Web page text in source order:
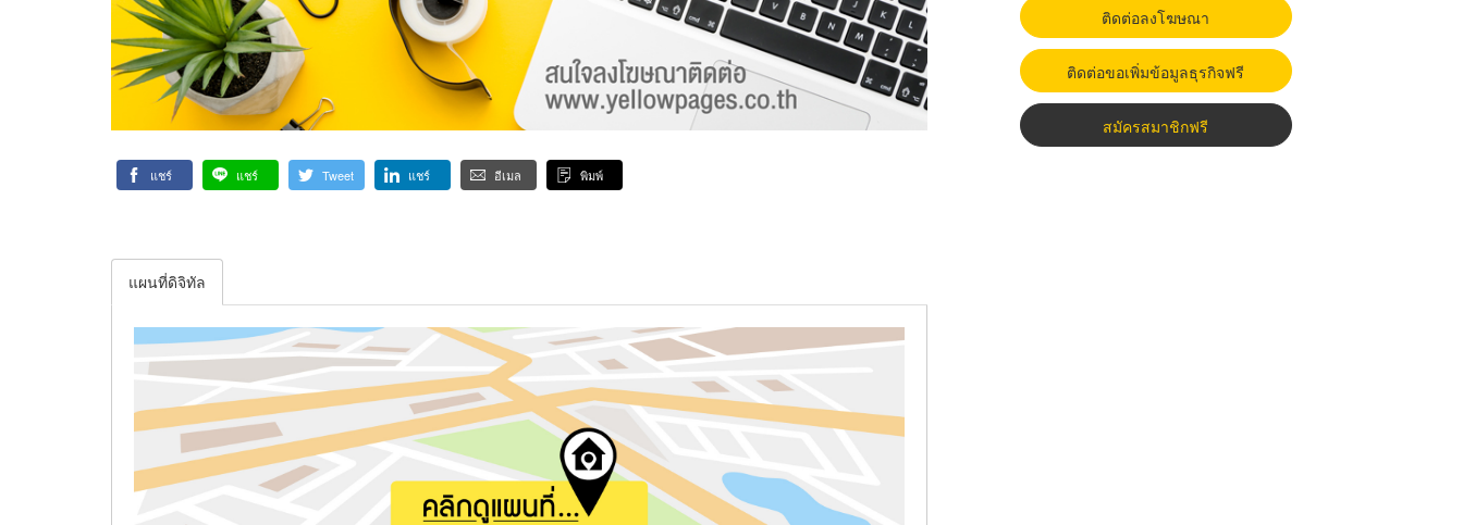
แชร์ แชร์ Tweet แชร์ อีเมล พิมพ์
แผนที่ดิจิทัล
ติดต่อลงโฆษณา
ติดต่อขอเพิ่มข้อมูลธุรกิจฟรี
สมัครสมาชิกฟรี